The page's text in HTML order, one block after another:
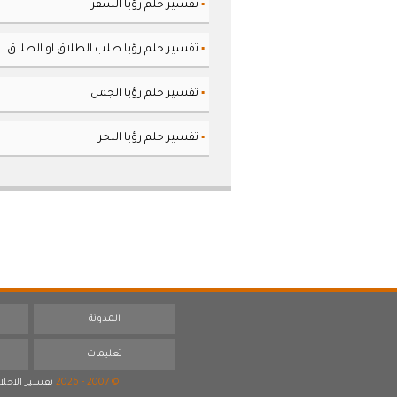
▪ تفسير حلم رؤيا السفر
▪ تفسير حلم رؤيا طلب الطلاق او الطلاق
▪ تفسير حلم رؤيا الجمل
▪ تفسير حلم رؤيا البحر
المدونة
تعليمات
© 2007 - 2026 تفسير